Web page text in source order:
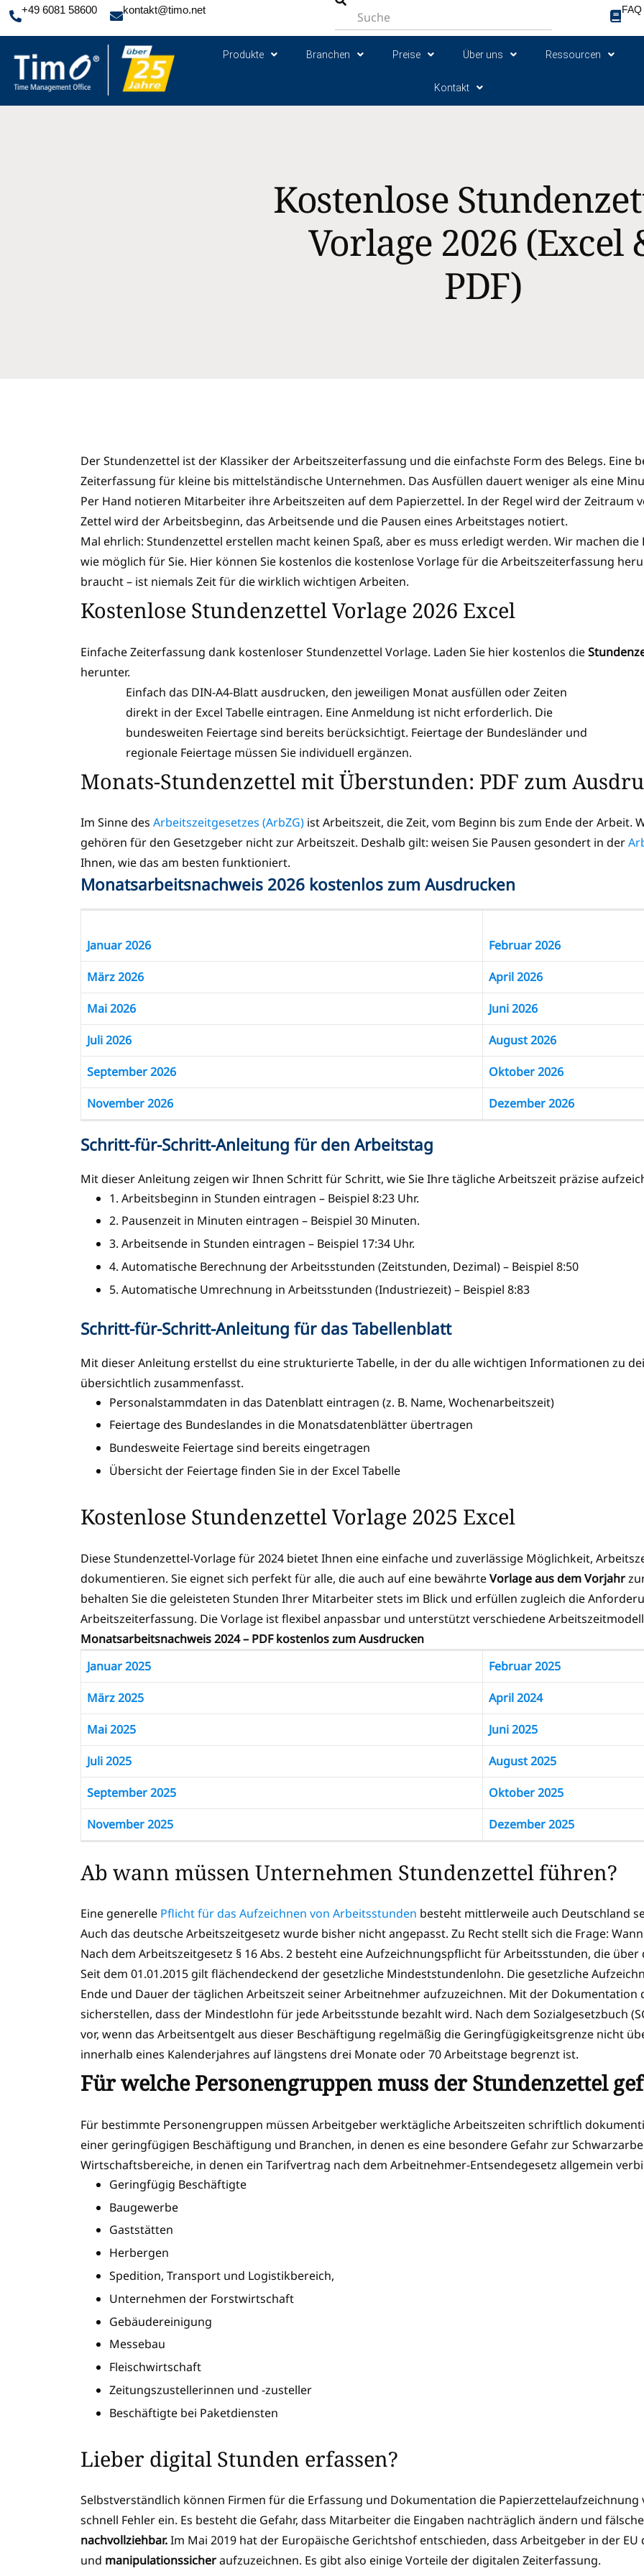
+49 6081 58600 kontakt@timo.net FAQ
Produkte Branchen Preise Über uns Ressourcen
Kontakt
Kostenlose
Vorlage 2026 (Excel
PDF)
Der Stundenzettel ist der Klassiker der Arbeitszeiterfassung und die einfachste Form des Belegs. Eine
Zeiterfassung für kleine bis mittelständische Unternehmen. Das Ausfüllen dauert weniger als eine
Per Hand notieren Mitarbeiter ihre Arbeitszeiten auf dem Papierzettel. In der Regel wird der Zeitraum
Zettel wird der Arbeitsbeginn, das Arbeitsende und die Pausen eines Arbeitstages notiert.
Mal ehrlich: Stundenzettel erstellen macht keinen Spaß, aber es muss erledigt werden. Wir machen
wie möglich für Sie. Hier können Sie kostenlos die kostenlose Vorlage für die Arbeitszeiterfassung
braucht – ist niemals Zeit für die wirklich wichtigen Arbeiten.
Kostenlose Stundenzettel Vorlage 2026 Excel
Einfache Zeiterfassung dank kostenloser Stundenzettel Vorlage. Laden Sie hier kostenlos die
herunter.
Einfach das DIN-A4-Blatt ausdrucken, den jeweiligen Monat ausfüllen oder Zeiten
direkt in der Excel Tabelle eintragen. Eine Anmeldung ist nicht erforderlich. Die
bundesweiten Feiertage sind bereits berücksichtigt. Feiertage der Bundesländer und
regionale Feiertage müssen Sie individuell ergänzen.
Monats-Stundenzettel mit Überstunden: PDF zum
Im Sinne des Arbeitszeitgesetzes (ArbZG) ist Arbeitszeit, die Zeit, vom Beginn bis zum Ende der Arbeit.
gehören für den Gesetzgeber nicht zur Arbeitszeit. Deshalb gilt: weisen Sie Pausen gesondert in der
Ihnen, wie das am besten funktioniert.
Monatsarbeitsnachweis 2026 kostenlos zum Ausdrucken
Januar 2026
Februar 2026
März 2026
April 2026
Mai 2026
Juni 2026
Juli 2026
August 2026
September 2026
Oktober 2026
November 2026
Dezember 2026
Schritt-für-Schritt-Anleitung für den Arbeitstag
Mit dieser Anleitung zeigen wir Ihnen Schritt für Schritt, wie Sie Ihre tägliche Arbeitszeit präzise
1. Arbeitsbeginn in Stunden eintragen – Beispiel 8:23 Uhr.
2. Pausenzeit in Minuten eintragen – Beispiel 30 Minuten.
3. Arbeitsende in Stunden eintragen – Beispiel 17:34 Uhr.
4. Automatische Berechnung der Arbeitsstunden (Zeitstunden, Dezimal) – Beispiel 8:50
5. Automatische Umrechnung in Arbeitsstunden (Industriezeit) – Beispiel 8:83
Schritt-für-Schritt-Anleitung für das Tabellenblatt
Mit dieser Anleitung erstellst du eine strukturierte Tabelle, in der du alle wichtigen Informationen zu
übersichtlich zusammenfasst.
Personalstammdaten in das Datenblatt eintragen (z. B. Name, Wochenarbeitszeit)
Feiertage des Bundeslandes in die Monatsdatenblätter übertragen
Bundesweite Feiertage sind bereits eingetragen
Übersicht der Feiertage finden Sie in der Excel Tabelle
Kostenlose Stundenzettel Vorlage 2025 Excel
Diese Stundenzettel-Vorlage für 2024 bietet Ihnen eine einfache und zuverlässige Möglichkeit,
dokumentieren. Sie eignet sich perfekt für alle, die auch auf eine bewährteVorlage aus dem Vorjahr
behalten Sie die geleisteten Stunden Ihrer Mitarbeiter stets im Blick und erfüllen zugleich die
Arbeitszeiterfassung. Die Vorlage ist flexibel anpassbar und unterstützt verschiedene
Monatsarbeitsnachweis 2024 – PDF kostenlos zum Ausdrucken
Januar 2025
Februar 2025
März 2025
April 2024
Mai 2025
Juni 2025
Juli 2025
August 2025
September 2025
Oktober 2025
November 2025
Dezember 2025
Ab wann müssen Unternehmen Stundenzettel führen?
Eine generelle Pflicht für das Aufzeichnen von Arbeitsstunden besteht mittlerweile auch Deutschland
Auch das deutsche Arbeitszeitgesetz wurde bisher nicht angepasst. Zu Recht stellt sich die Frage:
Nach dem Arbeitszeitgesetz § 16 Abs. 2 besteht eine Aufzeichnungspflicht für Arbeitsstunden, die
Seit dem 01.01.2015 gilt flächendeckend der gesetzliche Mindeststundenlohn. Die gesetzliche
Ende und Dauer der täglichen Arbeitszeit seiner Arbeitnehmer aufzuzeichnen. Mit der Dokumentation
sicherstellen, dass der Mindestlohn für jede Arbeitsstunde bezahlt wird. Nach dem Sozialgesetzbuch
vor, wenn das Arbeitsentgelt aus dieser Beschäftigung regelmäßig die Geringfügigkeitsgrenze nicht
innerhalb eines Kalenderjahres auf längstens drei Monate oder 70 Arbeitstage begrenzt ist.
Für welche Personengruppen muss der Stundenzettel
Für bestimmte Personengruppen müssen Arbeitgeber werktägliche Arbeitszeiten schriftlich
einer geringfügigen Beschäftigung und Branchen, in denen es eine besondere Gefahr zur
Wirtschaftsbereiche, in denen ein Tarifvertrag nach dem Arbeitnehmer-Entsendegesetz allgemein
Geringfügig Beschäftigte
Baugewerbe
Gaststätten
Herbergen
Spedition, Transport und Logistikbereich,
Unternehmen der Forstwirtschaft
Gebäudereinigung
Messebau
Fleischwirtschaft
Zeitungszustellerinnen und -zusteller
Beschäftigte bei Paketdiensten
Lieber digital Stunden erfassen?
Selbstverständlich können Firmen für die Erfassung und Dokumentation die Papierzettelaufzeichnung
schnell Fehler ein. Es besteht die Gefahr, dass Mitarbeiter die Eingaben nachträglich ändern und
nachvollziehbar.Im Mai 2019 hat der Europäische Gerichtshof entschieden, dass Arbeitgeber in der
und manipulationssicheraufzuzeichnen. Es gibt also einige Vorteile der digitalen Zeiterfassung.